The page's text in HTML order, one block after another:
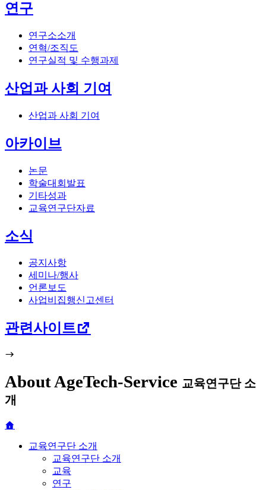
연구
연구소소개
연혁/조직도
연구실적 및 수행과제
산업과 사회 기여
산업과 사회 기여
아카이브
논문
학술대회발표
기타성과
교육연구단자료
소식
공지사항
세미나/행사
언론보도
사업비집행신고센터
관련사이트
About AgeTech-Service 교육연구단 소
개
교육연구단 소개
교육연구단 소개
교육
연구